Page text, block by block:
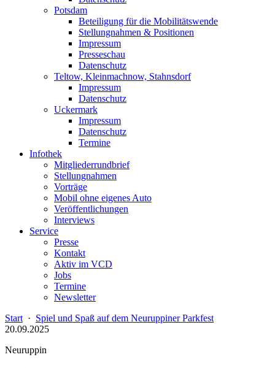
Potsdam
Beteiligung für die Mobilitätswende
Stellungnahmen & Positionen
Impressum
Presseschau
Datenschutz
Teltow, Kleinmachnow, Stahnsdorf
Impressum
Datenschutz
Uckermark
Impressum
Datenschutz
Termine
Infothek
Mitgliederrundbrief
Stellungnahmen
Vorträge
Mobil ohne eigenes Auto
Veröffentlichungen
Interviews
Service
Presse
Kontakt
Aktiv im VCD
Jobs
Termine
Newsletter
Start · Spiel und Spaß auf dem Neuruppiner Parkfest
20.09.2025
Neuruppin